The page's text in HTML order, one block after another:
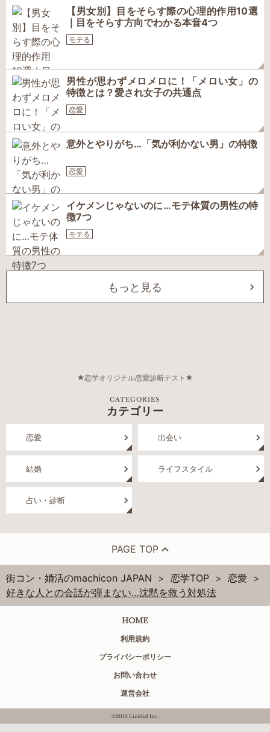
【男女別】目をそらす際の心理的作用10選
｜目をそらす方向でわかる本音4つ
モテる
男性が思わずメロメロに！「メロい女」の
特徴とは？愛され女子の共通点
恋愛
意外とやりがち…「気が利かない男」の特徴
恋愛
イケメンじゃないのに…モテ体質の男性の特
徴7つ
モテる
もっと見る
恋学オリジナル恋愛診断テスト
CATEGORIES
カテゴリー
恋愛 出会い
結婚 ライフスタイル
占い・診断
PAGE TOP
街コン・婚活のmachicon JAPAN 恋学TOP
恋愛
好きな人との会話が弾まない…沈黙を救う対処法
HOME
利用規約
プライバシーポリシー
お問い合わせ
運営会社
©2013 Linkbal Inc.